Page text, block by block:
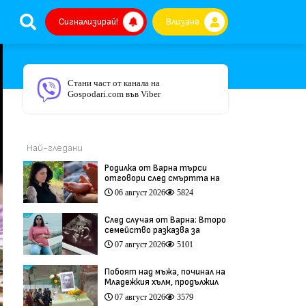
Сигнализирай! Влизане
Стани част от канала на
Gospodari.com във Viber
Най-гледани
Родилка от Варна търси
отговори след смъртта на
бебето ѝ дни преди секцио
(видео)
06 август 2026 5824
След случая от Варна: Второ
семейство разказва за
трагедия след бременност
при същия лекар (видео)
07 август 2026 5101
Побоят над мъжа, починал на
Младежкия хълм, продължил
повече от час (видео)
07 август 2026 3579